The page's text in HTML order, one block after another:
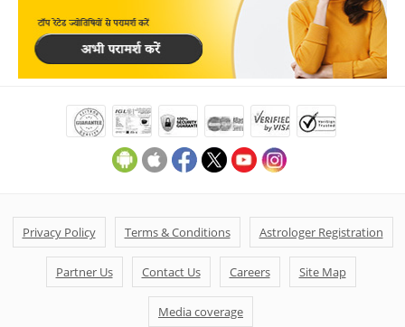
Privacy Policy Terms & Conditions Astrologer Registration
Partner Us Contact Us Careers Site Map
Media coverage